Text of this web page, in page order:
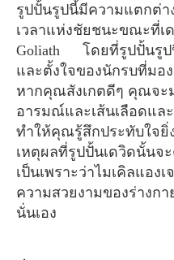
รูปปั้นรูปนี้มีความแตกต่างจากรูปปั้นที่แสดงถึงช่วง
เวลาแห่งชัยชนะขณะที่เ
Goliath โดยที่รูปปั้นรูป
และตั้งใจของนักรบที่มอ
หากคุณสังเกตดีๆ คุณจะ
อารมณ์และเส้นเลือดแล
ทำให้คุณรู้สึกประทับใ
เหตุผลที่รูปปั้นเดวิดนั้น
เป็นเพราะว่าไมเคิลแอง
ความสวยงามของร่างก
นั่นเอง